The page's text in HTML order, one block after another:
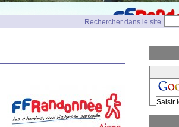
Rechercher dans le site